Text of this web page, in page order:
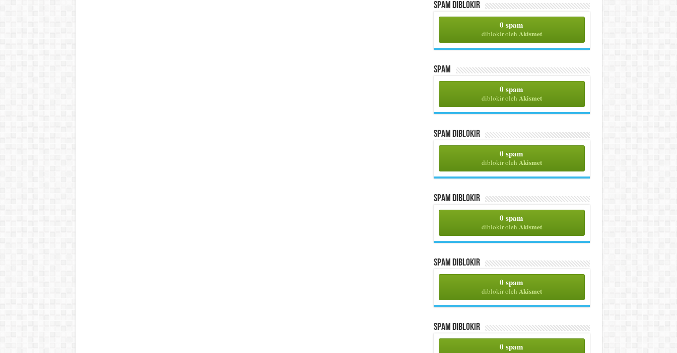
Spam Diblokir
0 spam
diblokir oleh Akismet
Spam
0 spam
diblokir oleh Akismet
Spam Diblokir
0 spam
diblokir oleh Akismet
Spam Diblokir
0 spam
diblokir oleh Akismet
Spam Diblokir
0 spam
diblokir oleh Akismet
Spam Diblokir
0 spam